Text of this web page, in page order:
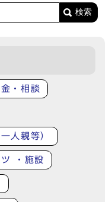
・相談
人親等）
・施設